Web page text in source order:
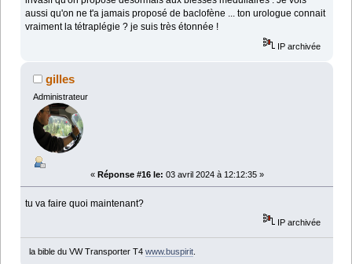
aussi qu'on ne t'a jamais proposé de baclofène ... ton urologue connait
vraiment la tétraplégie ? je suis très étonnée !
IP archivée
gilles
Administrateur
« Réponse #16 le: 03 avril 2024 à 12:12:35 »
tu va faire quoi maintenant?
IP archivée
la bible du VW Transporter T4 www.buspirit.